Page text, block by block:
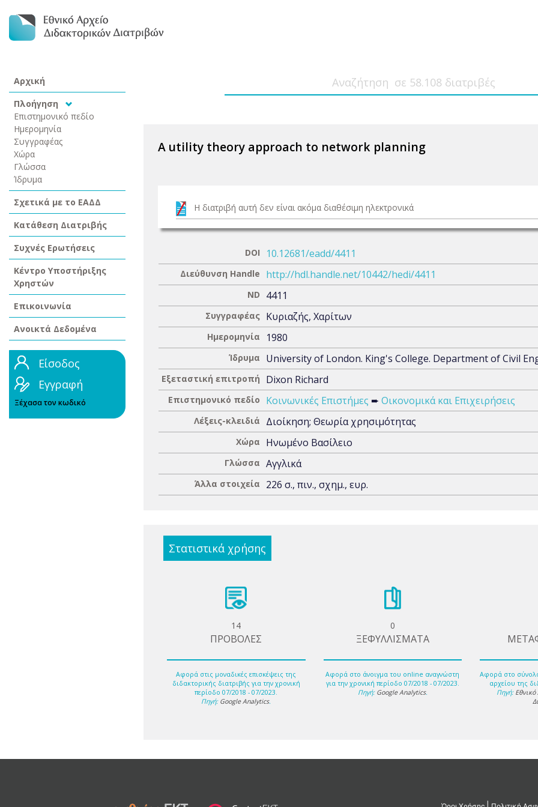
Αρχική
Πλοήγηση
Επιστημονικό πεδίο
Ημερομηνία
Συγγραφέας
Χώρα
Γλώσσα
Ίδρυμα
Σχετικά με το ΕΑΔΔ
Κατάθεση Διατριβής
Συχνές Ερωτήσεις
Κέντρο Υποστήριξης
Χρηστών
Επικοινωνία
Ανοικτά Δεδομένα
Είσοδος
Εγγραφή
Ξέχασα τον κωδικό
A utility theory approach to network planning
Η διατριβή αυτή δεν είναι ακόμα διαθέσιμη ηλεκτρονικά
DOI 10.12681/eadd/4411
Διεύθυνση Handle http://hdl.handle.net/10442/hedi/4411
ND 4411
Συγγραφέας Κυριαζής, Χαρίτων
Ημερομηνία 1980
Ίδρυμα University of London. King's College. Department of Civil
Εξεταστική επιτροπή Dixon Richard
Επιστημονικό πεδίο Κοινωνικές Επιστήμες ➨ Οικονομικά και Επιχειρήσεις
Λέξεις-κλειδιά Διοίκηση; Θεωρία χρησιμότητας
Χώρα Ηνωμένο Βασίλειο
Γλώσσα Αγγλικά
Άλλα στοιχεία 226 σ., πιν., σχημ., ευρ.
Στατιστικά χρήσης
14
ΠΡΟΒΟΛΕΣ
Αφορά στις μοναδικές επισκέψεις της
διδακτορικής διατριβής για την χρονική
περίοδο 07/2018 - 07/2023.
Πηγή: Google Analytics.
0
ΞΕΦΥΛΛΙΣΜΑΤΑ
Αφορά στο άνοιγμα του online αναγνώστη
για την χρονική περίοδο 07/2018 - 07/2023.
Πηγή: Google Analytics.
Αφορά στο
αρχείου της
Πηγή: Εθνικό